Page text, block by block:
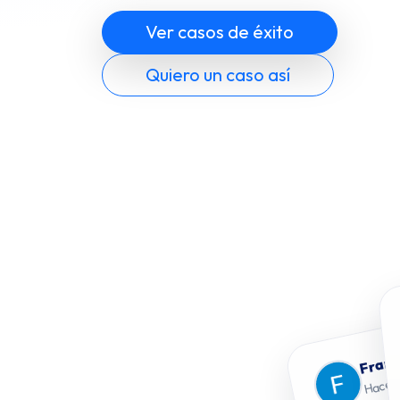
Ver casos de éxito
Quiero un caso así
Hace